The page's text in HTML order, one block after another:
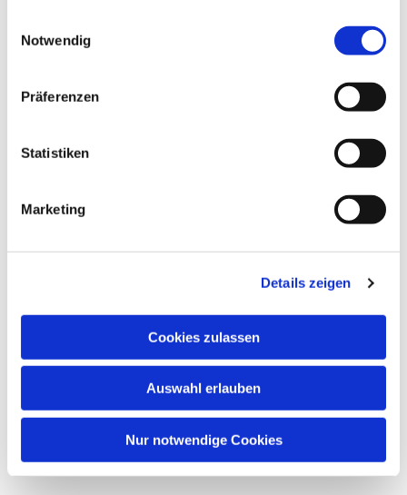
Notwendig
Präferenzen
Statistiken
Marketing
Details zeigen
Cookies zulassen
Auswahl erlauben
Nur notwendige Cookies